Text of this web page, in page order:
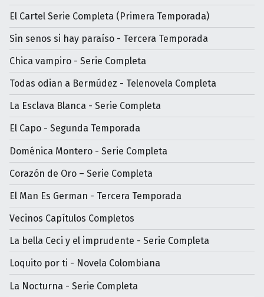
El Cartel Serie Completa (Primera Temporada)
Sin senos si hay paraíso - Tercera Temporada
Chica vampiro - Serie Completa
Todas odian a Bermúdez - Telenovela Completa
La Esclava Blanca - Serie Completa
El Capo - Segunda Temporada
Doménica Montero - Serie Completa
Corazón de Oro – Serie Completa
El Man Es German - Tercera Temporada
Vecinos Capítulos Completos
La bella Ceci y el imprudente - Serie Completa
Loquito por ti - Novela Colombiana
La Nocturna - Serie Completa